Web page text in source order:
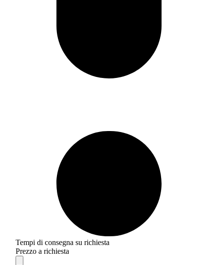
Tempi di consegna su richiesta
Prezzo a richiesta